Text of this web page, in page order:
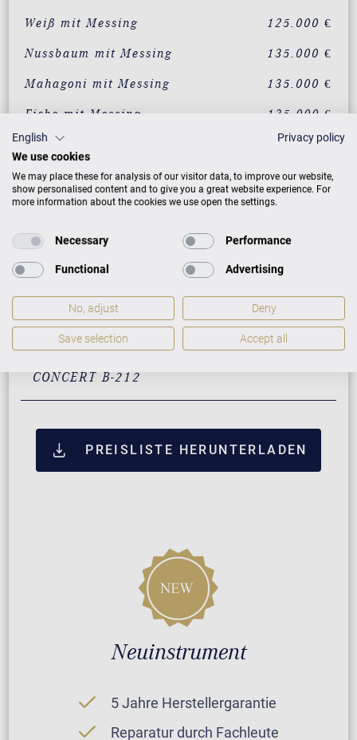
Weiß mit Messing 125.000 €
Nussbaum mit Messing 135.000 €
Mahagoni mit Messing 135.000 €
Eiche mit Messing 135.000 €
Wurzelnussbaum mit
Messing
150.000 €
Vavona mit Messing 150.000 €
Santos Palisander mit
Messing
150.000 €
Pyramidenmahagoni mit
Messing
150.000 €
CONCERT B-212
PREISLISTE HERUNTERLADEN
Neuinstrument
5 Jahre Herstellergarantie
Reparatur durch Fachleute
English
Privacy policy
We use cookies
We may place these for analysis of our visitor data, to improve our website,
show personalised content and to give you a great website experience. For
more information about the cookies we use open the settings.
Necessary Performance
Functional Advertising
No, adjust Deny
Save selection Accept all